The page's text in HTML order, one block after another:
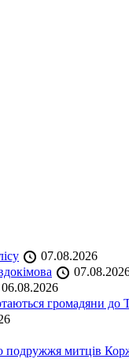
07.08.2026
06.08.2026
громадяни до
подружжя митців